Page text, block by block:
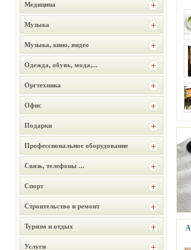
Медицина
Музыка
Музыка, кино, видео
Одежда, обувь, мода,...
Оргтехника
Офис
Подарки
Профессиональное оборудование
Связь, телефоны ...
Спорт
Строительство и ремонт
Туризм и отдых
Услуги